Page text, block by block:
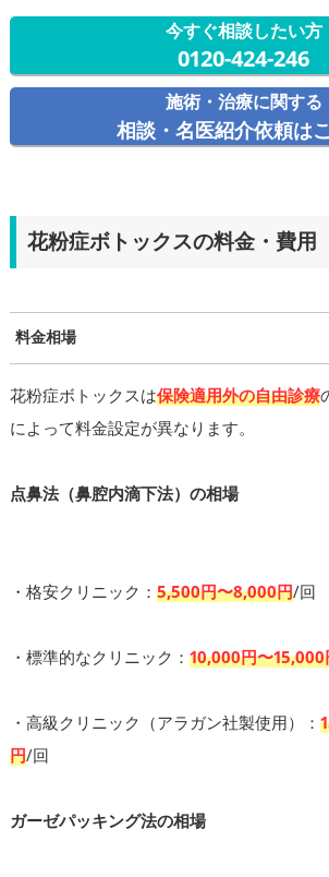
今すぐ相談したい方
0120-424-246
施術・治療に関する
相談・名医紹介依頼は
花粉症ボトックスの料金・費用
料金相場
花粉症ボトックスは保険適用外の自由診療
によって料金設定が異なります。
点鼻法（鼻腔内滴下法）の相場
・格安クリニック： 5,500円〜8,000円/回
・標準的なクリニック： 10,000円〜15,000
・高級クリニック（アラガン社製使用）：
円/回
ガーゼパッキング法の相場